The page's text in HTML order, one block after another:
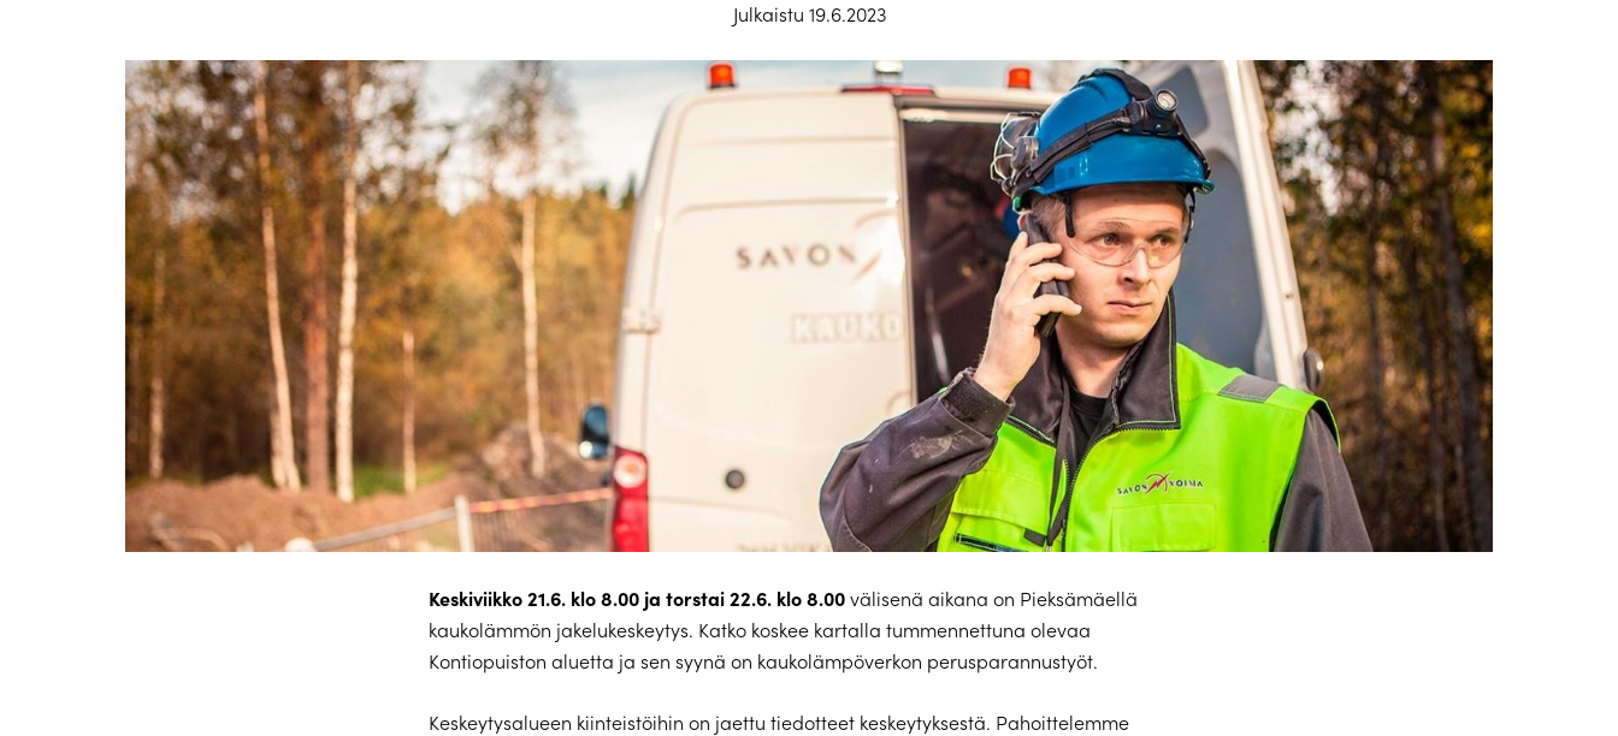
Julkaistu 19.6.2023
Keskiviikko 21.6. klo 8.00 ja torstai 22.6. klo 8.00välisenä aikana on Pieksämäellä
kaukolämmön jakelukeskeytys. Katko koskee kartalla tummennettuna olevaa
Kontiopuiston aluetta ja sen syynä on kaukolämpöverkon perusparannustyöt.
Keskeytysalueen kiinteistöihin on jaettu tiedotteet keskeytyksestä. Pahoittelemme